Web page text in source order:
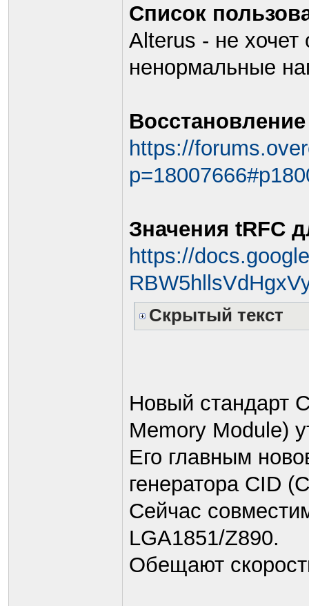
Список
Alterus - не хочет
ненормальные
https://
Значения tRFC
https://
Скрытый текст
Новый стандарт
Memory Module)
Его главным
генератора CID
Сейчас
LGA1851/Z890.
Обещают